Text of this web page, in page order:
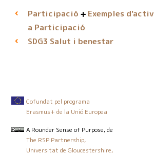
Participació
Exemples
a Participació
SDG3 Salut i benestar
Cofundat pel programa
Erasmus+ de la Unió Europea
A Rounder Sense of Purpose, de
The RSP Partnership,
Universitat de Gloucestershire,